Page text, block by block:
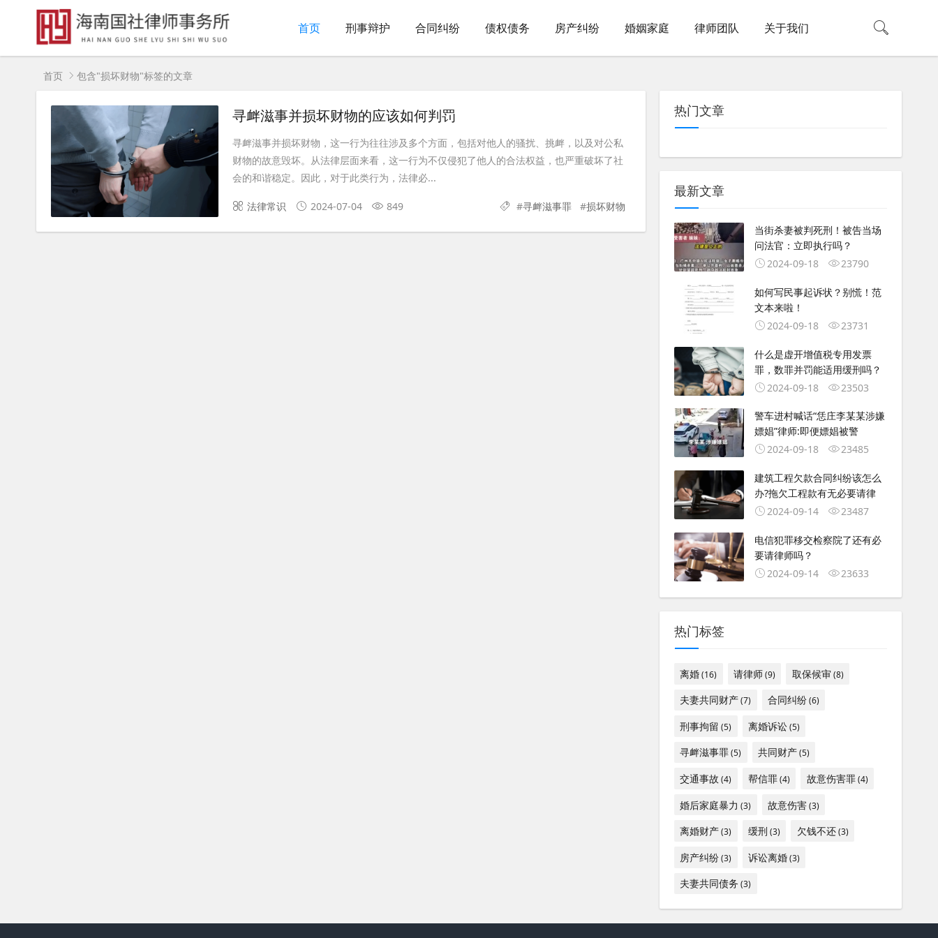
首页 刑事辩护 合同纠纷 债权债务 房产纠纷 婚姻家庭 律师团队 关于我们
首页 包含"损坏财物"标签的文章
寻衅滋事并损坏财物的应该如何判罚
寻衅滋事并损坏财物，这一行为往往涉及多个方面，包括对他人的骚扰、挑衅，以及对公私
财物的故意毁坏。从法律层面来看，这一行为不仅侵犯了他人的合法权益，也严重破坏了社
会的和谐稳定。因此，对于此类行为，法律必...
法律常识 2024-07-04 849 #寻衅滋事罪 #损坏财物
热门文章
最新文章
当街杀妻被判死刑！被告当场
问法官：立即执行吗？
2024-09-18
23790
如何写民事起诉状？别慌！范
文本来啦！
2024-09-18
23731
什么是虚开增值税专用发票
罪，数罪并罚能适用缓刑吗？
2024-09-18
23503
警车进村喊话“恁庄李某某涉嫌
嫖娼”律师:即便嫖娼被警
2024-09-18
23485
建筑工程欠款合同纠纷该怎么
办?拖欠工程款有无必要请律
2024-09-14
23487
电信犯罪移交检察院了还有必
要请律师吗？
2024-09-14
23633
热门标签
离婚(16) 请律师(9) 取保候审(8)
夫妻共同财产(7) 合同纠纷(6)
刑事拘留 (5) 离婚诉讼(5)
寻衅滋事罪(5) 共同财产(5)
交通事故 (4) 帮信罪(4) 故意伤害罪(4)
婚后家庭暴力 (3) 故意伤害(3)
离婚财产(3) 缓刑 (3) 欠钱不还(3)
房产纠纷(3) 诉讼离婚(3)
夫妻共同债务 (3)